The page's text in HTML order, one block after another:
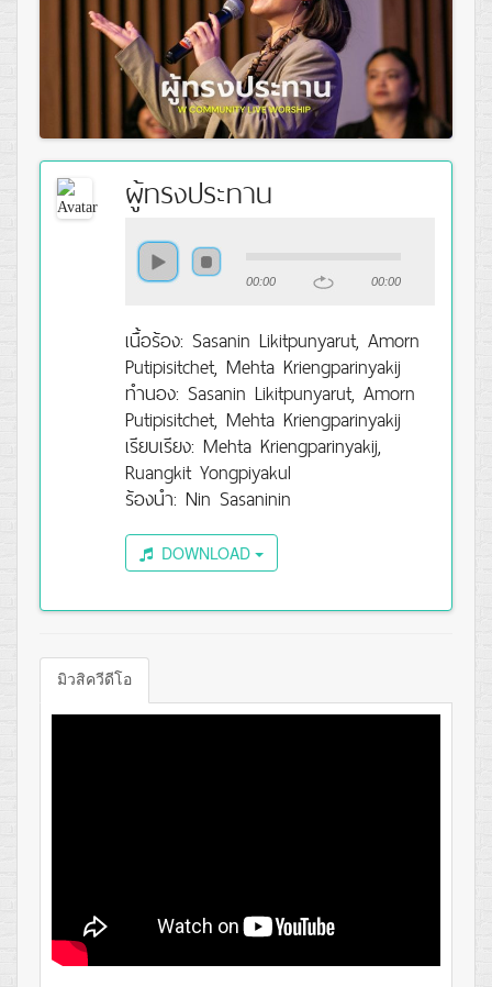
ผู้ทรงประทาน
00:00 00:00
เนื้อร้อง: Sasanin Likitpunyarut, Amorn
Putipisitchet, Mehta Kriengparinyakij
ทำนอง: Sasanin Likitpunyarut, Amorn
Putipisitchet, Mehta Kriengparinyakij
เรียบเรียง: Mehta Kriengparinyakij,
Ruangkit Yongpiyakul
ร้องนำ: Nin Sasaninin
DOWNLOAD
มิวสิควีดีโอ